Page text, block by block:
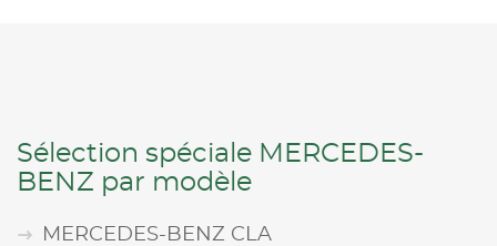
Sélection spéciale MERCEDES-
BENZ par modèle
MERCEDES-BENZ CLA